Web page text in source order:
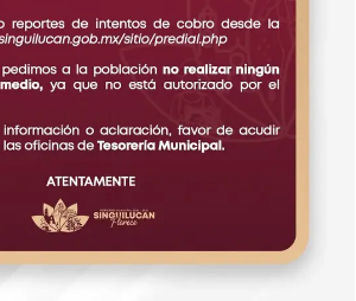
Transparencia
Alcántara Aguilar